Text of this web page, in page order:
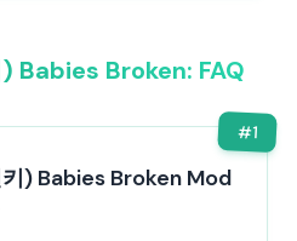
Babies Broken: FAQ
#1
) Babies Broken Mod